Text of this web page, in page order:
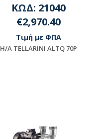
ΚΩΔ: 21040
€2,970.40
Τιμή με ΦΠΑ
Η/Α TELLARINI ALTQ 70P